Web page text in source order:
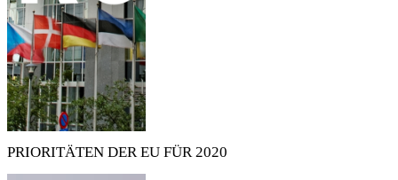
PRIORITÄTEN DER EU FÜR 2020